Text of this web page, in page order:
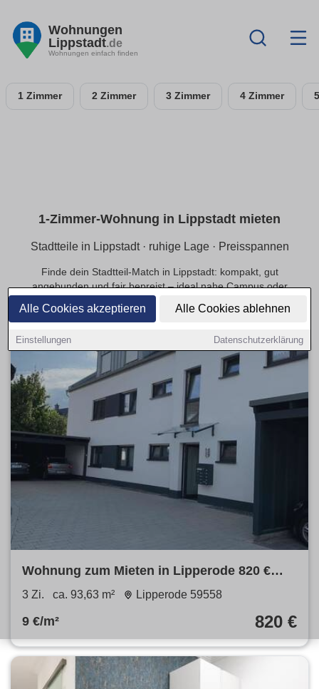
Alle Cookies akzeptieren Alle Cookies ablehnen
Einstellungen Datenschutzerklärung
Wohnungen
Lippstadt.de
Wohnungen einfach finden
1 Zimmer 2 Zimmer 3 Zimmer 4 Zimmer
1-Zimmer-Wohnung in Lippstadt mieten
Stadtteile in Lippstadt · ruhige Lage · Preisspannen
Finde dein Stadtteil-Match in Lippstadt: kompakt, gut
angebunden und fair bepreist – ideal nahe Campus oder
Innenstadt.
Wohnung zum Mieten in Lipperode 820 €
93.63 m²
3 Zi. ca. 93,63 m² Lipperode 59558
9 €/m² 820 €